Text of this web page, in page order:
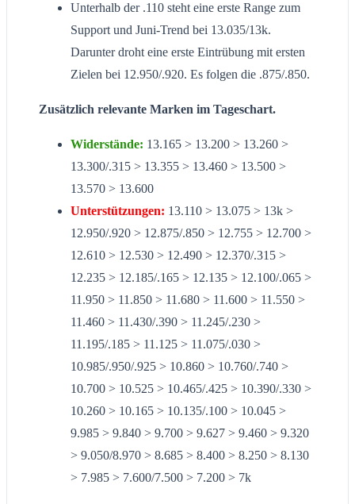
Unterhalb der .110 steht eine erste Range zum
Support und Juni-Trend bei 13.035/13k.
Darunter droht eine erste Eintrübung mit ersten
Zielen bei 12.950/.920. Es folgen die .875/.850.
Zusätzlich relevante Marken im Tageschart.
Widerstände: 13.165 > 13.200 > 13.260 >
13.300/.315 > 13.355 > 13.460 > 13.500 >
13.570 > 13.600
Unterstützungen: 13.110 > 13.075 > 13k >
12.950/.920 > 12.875/.850 > 12.755 > 12.700 >
12.610 > 12.530 > 12.490 > 12.370/.315 >
12.235 > 12.185/.165 > 12.135 > 12.100/.065 >
11.950 > 11.850 > 11.680 > 11.600 > 11.550 >
11.460 > 11.430/.390 > 11.245/.230 >
11.195/.185 > 11.125 > 11.075/.030 >
10.985/.950/.925 > 10.860 > 10.760/.740 >
10.700 > 10.525 > 10.465/.425 > 10.390/.330 >
10.260 > 10.165 > 10.135/.100 > 10.045 >
9.985 > 9.840 > 9.700 > 9.627 > 9.460 > 9.320
> 9.050/8.970 > 8.685 > 8.400 > 8.250 > 8.130
> 7.985 > 7.600/7.500 > 7.200 > 7k